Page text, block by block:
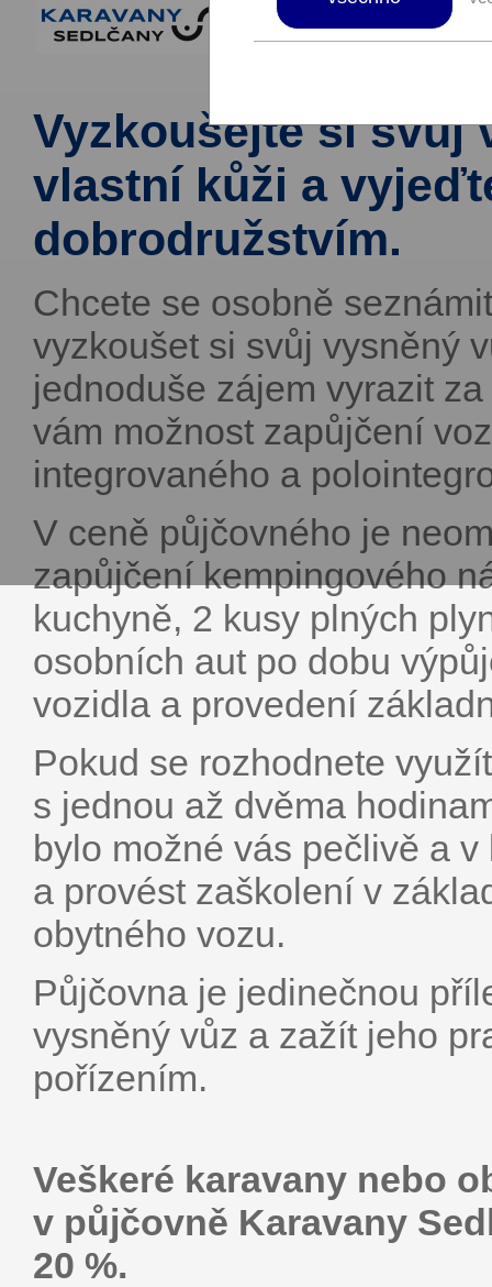
Vyzkoušejte si svůj
vlastní kůži a
dobrodružstvím.
Chcete se osobně
vyzkoušet si svůj vysněný
jednoduše zájem vyrazit
vám možnost zapůjčení
integrovaného a
V ceně půjčovného je
zapůjčení kempingového
kuchyně, 2 kusy plných
osobních aut po dobu
vozidla a provedení
Pokud se rozhodnete
s jednou až dvěma
bylo možné vás pečlivě a
a provést zaškolení v
obytného vozu.
Půjčovna je jedinečnou
vysněný vůz a zažít jeho
pořízením.
Veškeré karavany nebo
v půjčovně Karavany
20 %.